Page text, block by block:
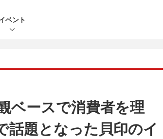
ベント
ベースで消費者を理
話題となった貝印のイ